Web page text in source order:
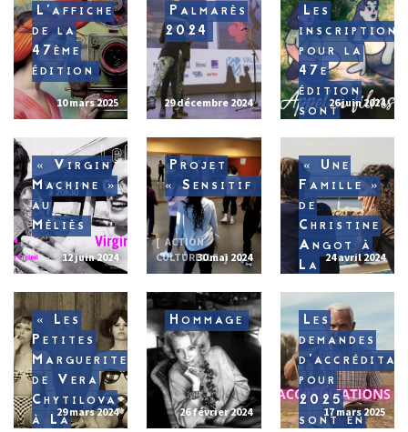
L’affiche
de la
47ème
édition
10 mars 2025
Palmarès
2024
29 décembre 2024
Les
inscriptions
pour la
47e
édition
sont26 juin 2024
« Virgin
Machine »
au
Méliès
12 juin 2024
Projet
« Sensitif »
ACTION
CULTURELLE30 mai 2024
« Une
Famille »
de
Christine
Angot à
La 24 avril 2024
« Les
Petites
Marguerites »
de Vera
Chytilova
à La29 mars 2024
Hommage
26 février 2024
Les
demandes
pour
2025
sont en
17 mars 2025